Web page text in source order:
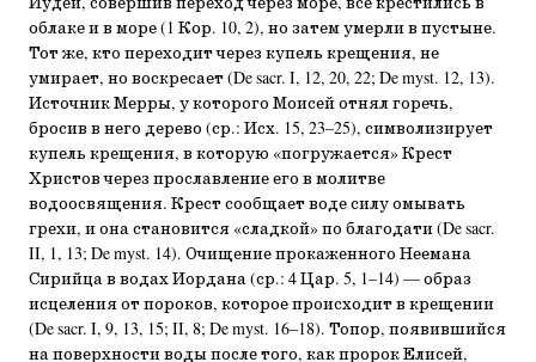
облаке и в море (1 Кор. 10, 2), но затем умерли в пустыне.
Тот же, кто переходит через купель крещения, не
умирает, но воскресает (De sacr. I, 12, 20, 22; De myst. 12, 13).
Источник Мерры, у которого Моисей отнял горечь,
бросив в него дерево (ср.: Исх. 15, 23–25), символизирует
купель крещения, в которую «погружается» Крест
Христов через прославление его в молитве
водоосвящения. Крест сообщает воде силу омывать
грехи, и она становится «сладкой» по благодати (De sacr.
II, 1, 13; De myst. 14). Очищение прокаженного Неемана
Сирийца в водах Иордана (ср.: 4 Цар. 5, 1–14) — образ
исцеления от пороков, которое происходит в крещении
(De sacr. I, 9, 13, 15; II, 8; De myst. 16–18). Топор, появившийся
на поверхности воды после того, как пророк Елисей,